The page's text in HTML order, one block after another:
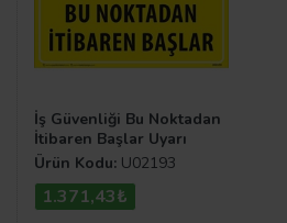
İş Güvenliği Bu Noktadan
İtibaren Başlar Uyarı
Levhası
Ürün Kodu: U02193
1.371,43₺